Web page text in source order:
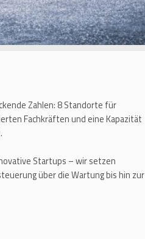
Zahlen: 8 Standorte für
Fachkräften und eine Kapazität
Startups – wir setzen
über die Wartung bis hin zur